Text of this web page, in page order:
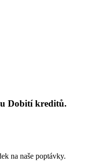
Dobití kreditů.
na naše poptávky.